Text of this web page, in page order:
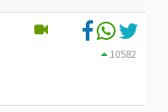
10582